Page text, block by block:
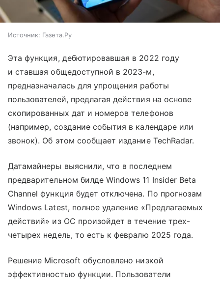
Источник: Газета.Ру
Эта функция, дебютировавшая в 2022 году
и ставшая общедоступной в 2023-м,
предназначалась для упрощения работы
пользователей, предлагая действия на основе
скопированных дат и номеров телефонов
(например, создание события в календаре или
звонок). Об этом сообщает издание TechRadar.
Датамайнеры выяснили, что в последнем
предварительном билде Windows 11 Insider Beta
Channel функция будет отключена. По прогнозам
Windows Latest, полное удаление «Предлагаемых
действий» из ОС произойдет в течение трех-
четырех недель, то есть к февралю 2025 года.
Решение Microsoft обусловлено низкой
эффективностью функции. Пользователи